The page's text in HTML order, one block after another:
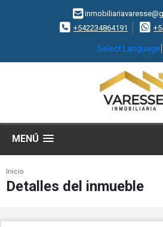
+542234864191
Select Language
MENÚ
Inicio
Detalles del inmueble